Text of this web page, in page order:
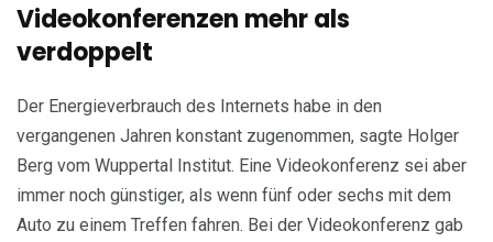
Videokonferenzen mehr als
verdoppelt
Der Energieverbrauch des Internets habe in den
vergangenen Jahren konstant zugenommen, sagte Holger
Berg vom Wuppertal Institut. Eine Videokonferenz sei aber
immer noch günstiger, als wenn fünf oder sechs mit dem
Auto zu einem Treffen fahren. Bei der Videokonferenz gab